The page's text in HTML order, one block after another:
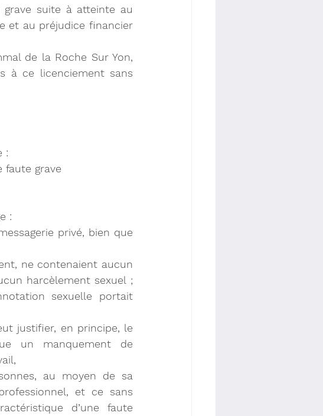
grave suite à atteinte au
et au préjudice financier
de la Roche Sur Yon,
à ce licenciement sans
:
faute grave
:
privé, bien que
ne contenaient aucun
harcèlement sexuel ;
sexuelle portait
justifier, en principe, le
un manquement de
au moyen de sa
et ce sans
d’une faute